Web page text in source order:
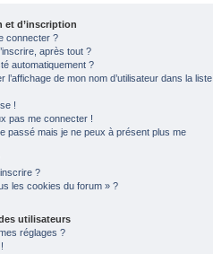
et d’inscription
connecter ?
après tout ?
automatiquement ?
l’affichage de mon nom d’utilisateur dans la liste
!
pas me connecter !
passé mais je ne peux à présent plus me
?
les cookies du forum » ?
utilisateurs
réglages ?